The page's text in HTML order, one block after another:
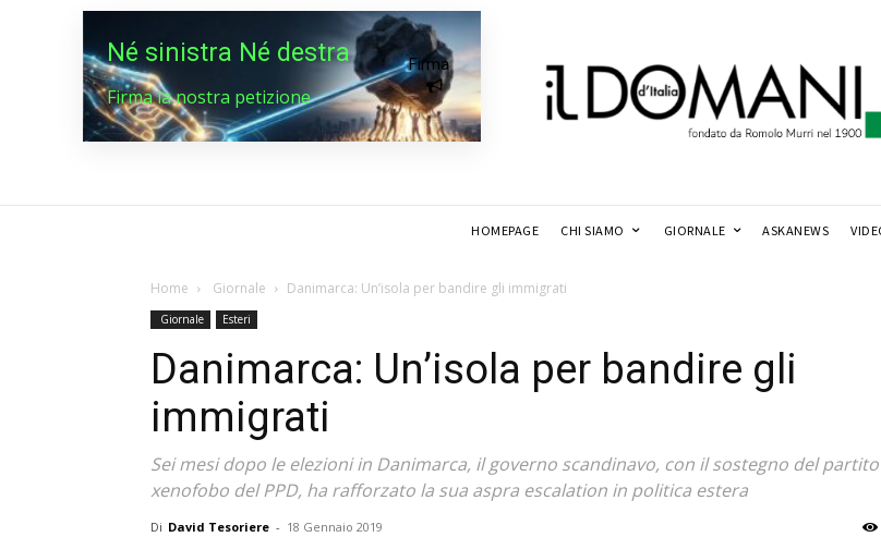
Né sinistra Né destra
Firma la nostra petizione
Firma
HOMEPAGE CHI SIAMO GIORNALE ASKANEWS
Home Giornale Danimarca: Un’isola per bandire gli immigrati
Giornale Esteri
Danimarca: Un’isola per bandire gli
immigrati
Sei mesi dopo le elezioni in Danimarca, il governo scandinavo, con il sostegno del partito
xenofobo del PPD, ha rafforzato la sua aspra escalation in politica estera
Di David Tesoriere - 18 Gennaio 2019